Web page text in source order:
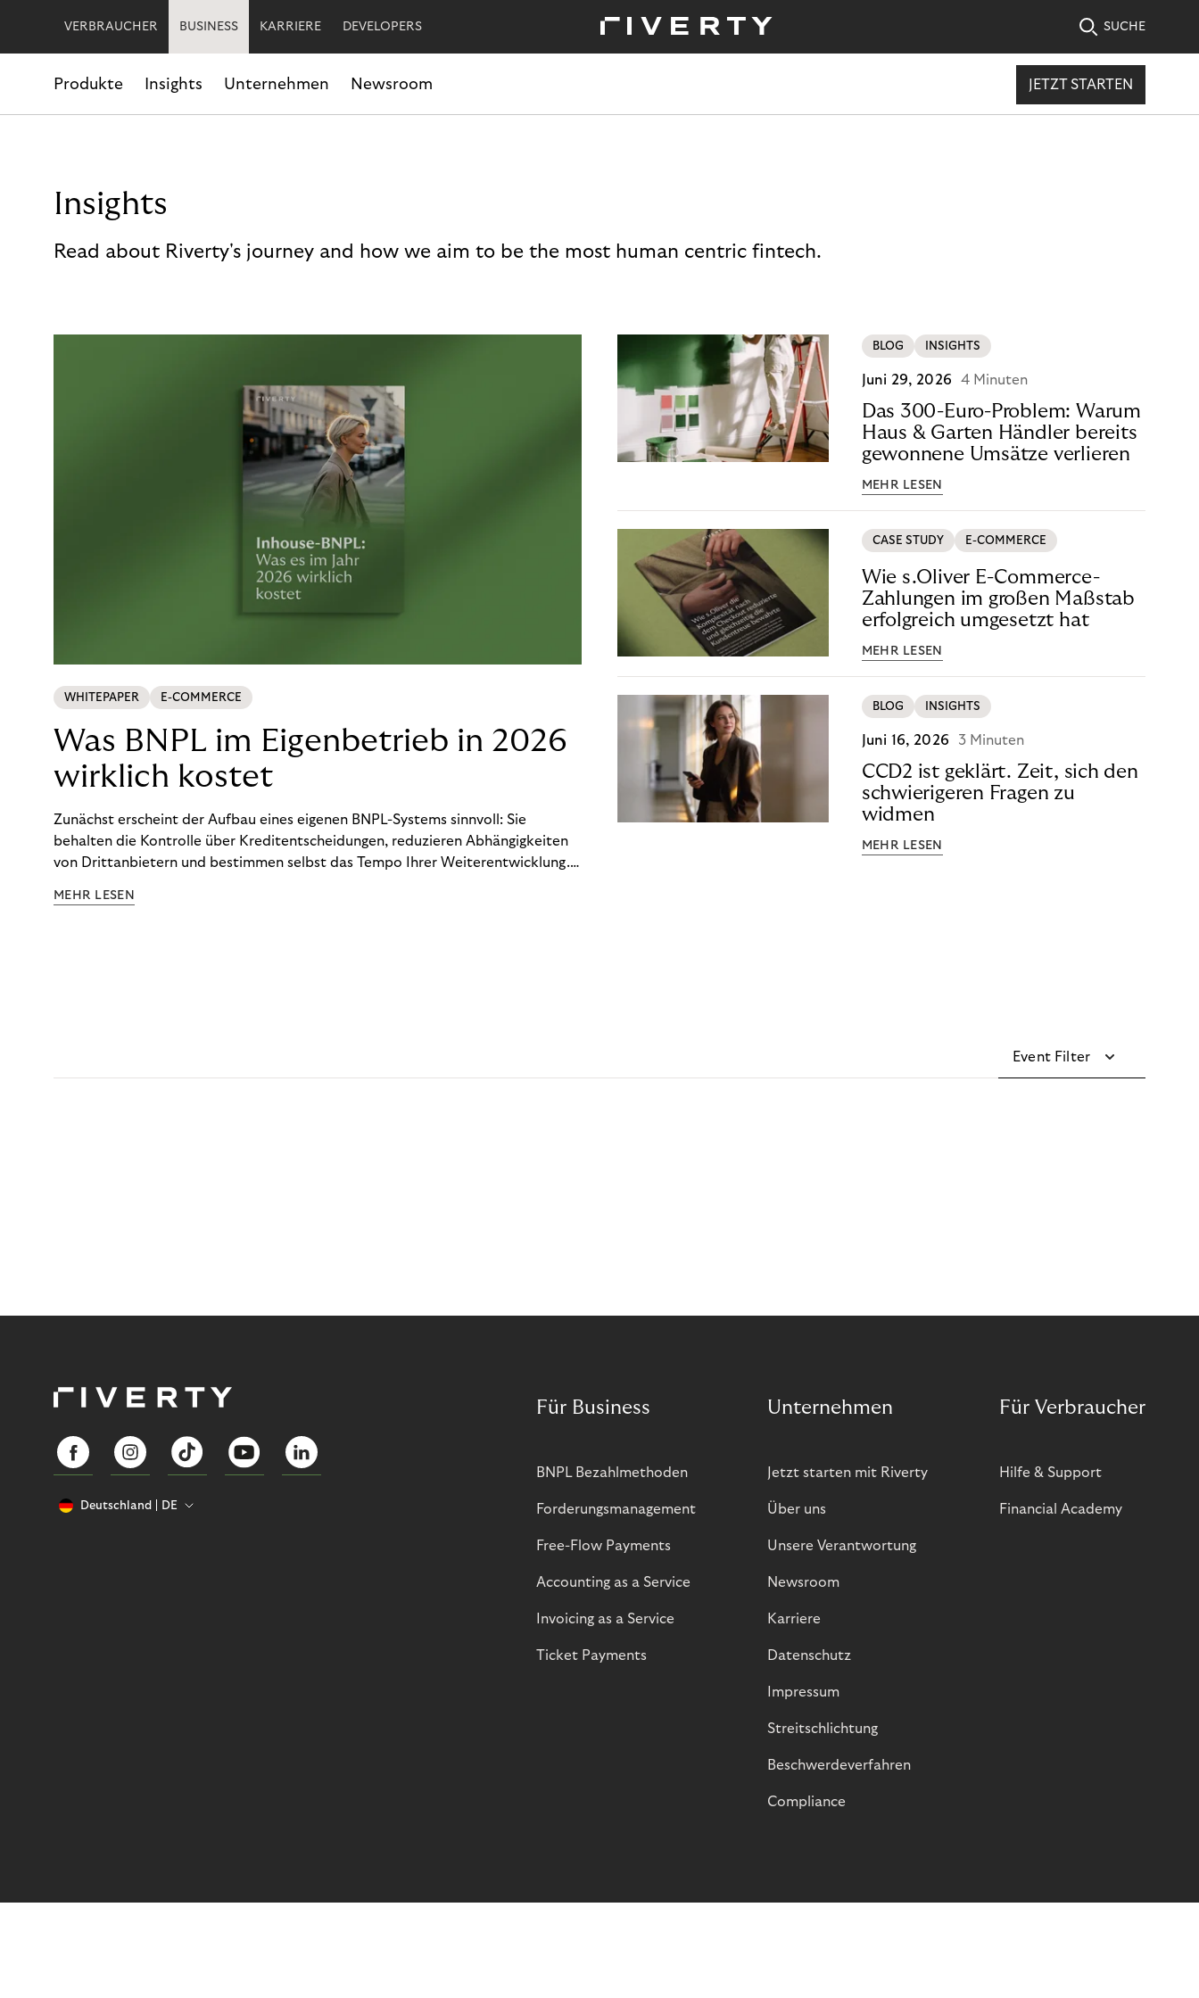
VERBRAUCHER BUSINESS KARRIERE DEVELOPERS SUCHE
Produkte Insights Unternehmen Newsroom JETZT STARTEN
Insights
Read about Riverty's journey and how we aim to be the most human centric fintech.
WHITEPAPER E-COMMERCE
Was BNPL im Eigenbetrieb in 2026
wirklich kostet
Zunächst erscheint der Aufbau eines eigenen BNPL-Systems sinnvoll: Sie
behalten die Kontrolle über Kreditentscheidungen, reduzieren Abhängigkeiten
von Drittanbietern und bestimmen selbst das Tempo Ihrer Weiterentwicklung.
über Betrugsprävention und Dispute Management bis hin zu regulatorischen
MEHR LESEN
BLOG INSIGHTS
Juni 29, 2026 4 Minuten
Das 300-Euro-Problem: Warum
Haus & Garten Händler bereits
gewonnene Umsätze verlieren
MEHR LESEN
CASE STUDY E-COMMERCE
Wie s.Oliver E-Commerce-
Zahlungen im großen Maßstab
erfolgreich umgesetzt hat
MEHR LESEN
BLOG INSIGHTS
Juni 16, 2026 3 Minuten
CCD2 ist geklärt. Zeit, sich den
schwierigeren Fragen zu
widmen
MEHR LESEN
Event Filter
Deutschland DE
Für Business
BNPL Bezahlmethoden
Forderungsmanagement
Free-Flow Payments
Accounting as a Service
Invoicing as a Service
Ticket Payments
Unternehmen
Jetzt starten mit Riverty
Über uns
Unsere Verantwortung
Newsroom
Karriere
Datenschutz
Impressum
Streitschlichtung
Beschwerdeverfahren
Compliance
Für Verbraucher
Hilfe & Support
Financial Academy